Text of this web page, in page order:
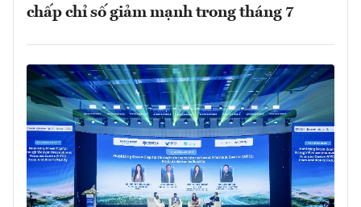
chấp chỉ số giảm mạnh trong tháng 7